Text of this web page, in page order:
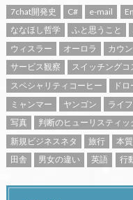
7chat開発史 C# e-mail
ななほし哲学
ふと思うこと
ウィスラー
オーロラ カウ
サービス観察
スイッチングコ
スペシャリティコーヒー
ド
ミャンマー
ヤンゴン ライ
写真
判断のヒューリスティッ
新規ビジネスネタ
旅行 本
田舎
男女の違い 英語 行